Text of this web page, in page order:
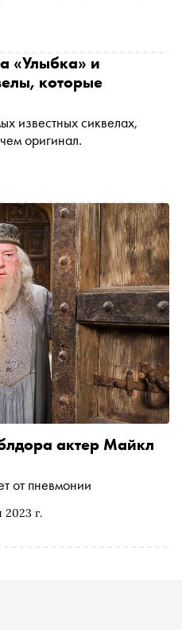
«Улыбка» и
которые
известных сиквелах,
оригинал.
2023 г.
актер Майкл
от пневмонии